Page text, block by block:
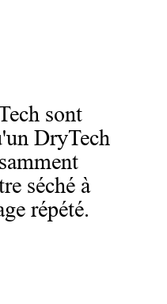
sont
DryTech
séché à
répété.